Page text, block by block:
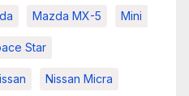
Mazda MX-5 Mini
Star
Nissan Micra